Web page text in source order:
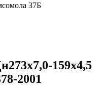
37Б
159х4,5
2001